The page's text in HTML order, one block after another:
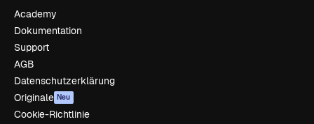
Academy
Dokumentation
Support
AGB
Datenschutzerklärung
Originale Neu
Cookie-Richtlinie